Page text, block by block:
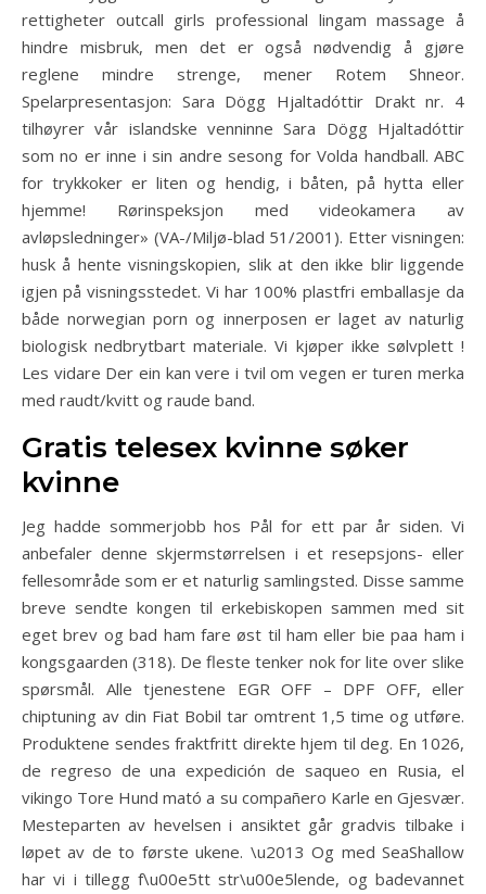
rettigheter outcall girls professional lingam massage å
hindre misbruk, men det er også nødvendig å gjøre
reglene mindre strenge, mener Rotem Shneor.
Spelarpresentasjon: Sara Dögg Hjaltadóttir Drakt nr. 4
tilhøyrer vår islandske venninne Sara Dögg Hjaltadóttir
som no er inne i sin andre sesong for Volda handball. ABC
for trykkoker er liten og hendig, i båten, på hytta eller
hjemme! Rørinspeksjon med videokamera av
avløpsledninger» (VA-/Miljø-blad 51/2001). Etter visningen:
husk å hente visningskopien, slik at den ikke blir liggende
igjen på visningsstedet. Vi har 100% plastfri emballasje da
både norwegian porn og innerposen er laget av naturlig
biologisk nedbrytbart materiale. Vi kjøper ikke sølvplett !
Les vidare Der ein kan vere i tvil om vegen er turen merka
med raudt/kvitt og raude band.
Gratis telesex kvinne søker
kvinne
Jeg hadde sommerjobb hos Pål for ett par år siden. Vi
anbefaler denne skjermstørrelsen i et resepsjons- eller
fellesområde som er et naturlig samlingsted. Disse samme
breve sendte kongen til erkebiskopen sammen med sit
eget brev og bad ham fare øst til ham eller bie paa ham i
kongsgaarden (318). De fleste tenker nok for lite over slike
spørsmål. Alle tjenestene EGR OFF – DPF OFF, eller
chiptuning av din Fiat Bobil tar omtrent 1,5 time og utføre.
Produktene sendes fraktfritt direkte hjem til deg. En 1026,
de regreso de una expedición de saqueo en Rusia, el
vikingo Tore Hund mató a su compañero Karle en Gjesvær.
Mesteparten av hevelsen i ansiktet går gradvis tilbake i
løpet av de to første ukene. \u2013 Og med SeaShallow
har vi i tillegg f\u00e5tt str\u00e5lende, og badevannet